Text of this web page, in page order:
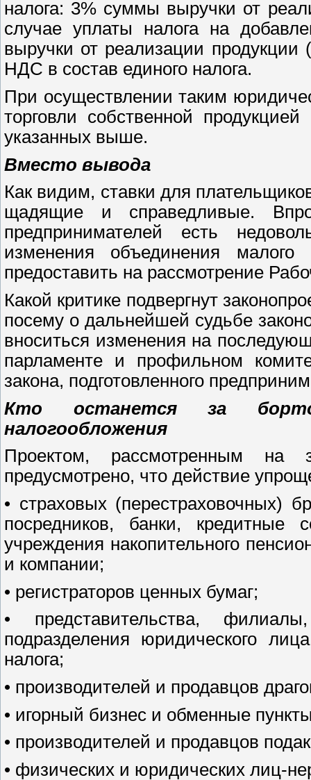
налога: 3% суммы выручки от
случае уплаты налога на
выручки от реализации продукции
НДС в состав единого налога.
При осуществлении таким
торговли собственной
указанных выше.
Вместо вывода
Как видим, ставки для
щадящие и справедливые.
предпринимателей есть
изменения объединения
предоставить на рассмотрение
Какой критике подвергнут
посему о дальнейшей судьбе
вноситься изменения на
парламенте и профильном
закона, подготовленного
Кто останется за
налогообложения
Проектом, рассмотренным
предусмотрено, что действие
• страховых (перестраховочных)
посредников, банки, кредитные
учреждения накопительного
и компании;
• регистраторов ценных бумаг;
• представительства,
подразделения юридического
налога;
• производителей и продавцов
• игорный бизнес и обменные
• производителей и продавцов
• физических и юридических лиц-